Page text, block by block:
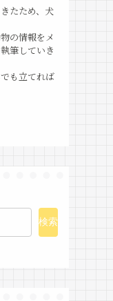
たため、犬
の情報をメ
筆していき
も立てれば
検索